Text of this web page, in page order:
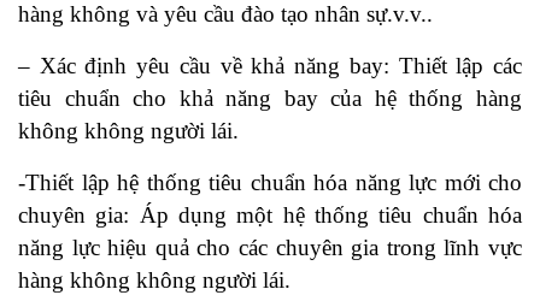
hàng không và yêu cầu đào tạo nhân sự.v.v..
– Xác định yêu cầu về khả năng bay: Thiết lập các
tiêu chuẩn cho khả năng bay của hệ thống hàng
không không người lái.
-Thiết lập hệ thống tiêu chuẩn hóa năng lực mới cho
chuyên gia: Áp dụng một hệ thống tiêu chuẩn hóa
năng lực hiệu quả cho các chuyên gia trong lĩnh vực
hàng không không người lái.